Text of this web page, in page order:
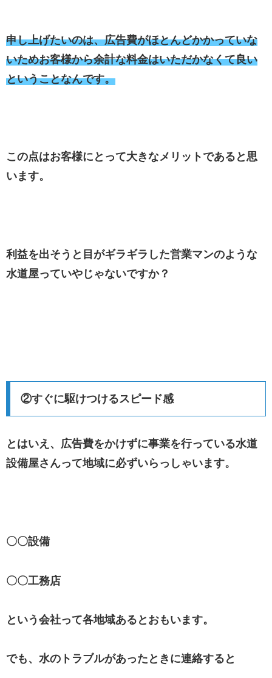
申し上げたいのは、広告費がほとんどかかっていな
いためお客様から余計な料金はいただかなくて良い
ということなんです。
この点はお客様にとって大きなメリットであると思
います。
利益を出そうと目がギラギラした営業マンのような
水道屋っていやじゃないですか？
②すぐに駆けつけるスピード感
とはいえ、広告費をかけずに事業を行っている水道
設備屋さんって地域に必ずいらっしゃいます。
〇〇設備
〇〇工務店
という会社って各地域あるとおもいます。
でも、水のトラブルがあったときに連絡すると